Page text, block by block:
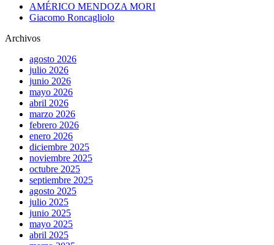
AMÉRICO MENDOZA MORI
Giacomo Roncagliolo
Archivos
agosto 2026
julio 2026
junio 2026
mayo 2026
abril 2026
marzo 2026
febrero 2026
enero 2026
diciembre 2025
noviembre 2025
octubre 2025
septiembre 2025
agosto 2025
julio 2025
junio 2025
mayo 2025
abril 2025